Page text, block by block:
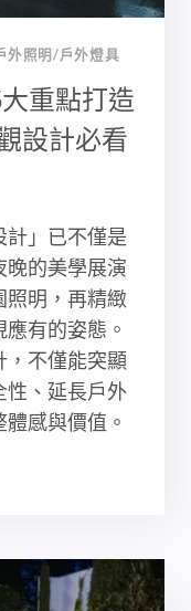
外照明/戶外燈具
重點打造
設計必看
計」已不僅是
晚的美學展演
照明，再精緻
有的姿態。
，不僅能突顯
性、延長戶外
感與價值。